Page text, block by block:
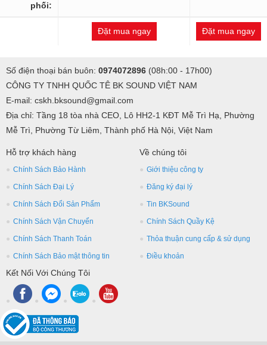
phối:
Đặt mua ngay Đặt mua ngay
Số điện thoại bán buôn: 0974072896 (08h:00 - 17h00)
CÔNG TY TNHH QUỐC TÊ BK SOUND VIỆT NAM
E-mail: cskh.bksound@gmail.com
Địa chỉ: Tầng 18 tòa nhà CEO, Lô HH2-1 KĐT Mễ Trì Hạ, Phường
Mễ Trì, Phường Từ Liêm, Thành phố Hà Nội, Việt Nam
Hỗ trợ khách hàng
Chính Sách Bảo Hành
Chính Sách Đại Lý
Chính Sách Đổi Sản Phẩm
Chính Sách Vận Chuyển
Chính Sách Thanh Toán
Chính Sách Bảo mật thông tin
Về chúng tôi
Giới thiệu công ty
Đăng ký đại lý
Tin BKSound
Chính Sách Quầy Kệ
Thỏa thuận cung cấp & sử dụng
Điều khoản
Kết Nối Với Chúng Tôi